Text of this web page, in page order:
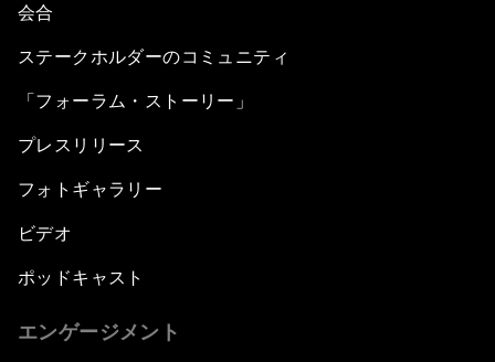
会合
ステークホルダーのコミュニティ
「フォーラム・ストーリー」
プレスリリース
フォトギャラリー
ビデオ
ポッドキャスト
エンゲージメント